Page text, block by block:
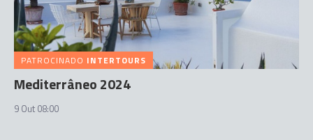
PATROCINADO INTERTOURS
Mediterrâneo 2024
9 Out 08:00